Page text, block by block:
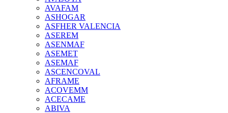
AVAFAM
ASHOGAR
ASFHER VALENCIA
ASEREM
ASENMAF
ASEMET
ASEMAF
ASCENCOVAL
AFRAME
ACOVEMM
ACECAME
ABIVA